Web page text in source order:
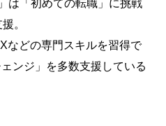
は「初めての転職」に挑戦
。
などの専門スキルを習得で
ンジ」を多数支援している